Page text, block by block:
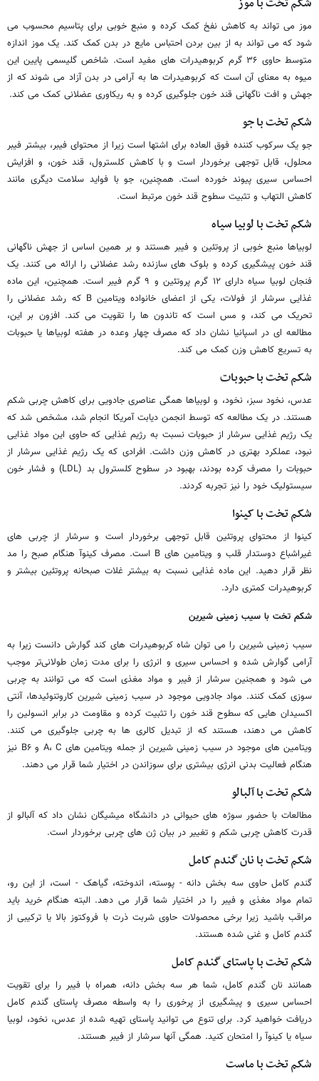
موز می تواند به کاهش نفخ کمک کرده و منبع خوبی برای پتاسیم محسوب می
شود که می تواند به از بین بردن احتباس مایع در بدن کمک کند. یک موز اندازه
متوسط حاوی ۳۶ گرم کربوهیدرات های مفید است. شاخص گلیسمی پایین این
میوه به معنای آن است که کربوهیدرات ها به آرامی در بدن آزاد می شوند که از
جهش و افت ناگهانی قند خون جلوگیری کرده و به ریکاوری عضلانی کمک می کند.
شکم تخت با جو
جو یک سرکوب کننده فوق العاده برای اشتها است زیرا از محتوای فیبر، بیشتر فیبر
محلول، قابل توجهی برخوردار است و با کاهش کلسترول، قند خون، و افزایش
احساس سیری پیوند خورده است. همچنین، جو با فواید سلامت دیگری مانند
کاهش التهاب و تثبیت سطوح قند خون مرتبط است.
شکم تخت با لوبیا سیاه
لوبیاها منبع خوبی از پروتئین و فیبر هستند و بر همین اساس از جهش ناگهانی
قند خون پیشگیری کرده و بلوک های سازنده رشد عضلانی را ارائه می کنند. یک
فنجان لوبیا سیاه دارای ۱۲ گرم پروتئین و ۹ گرم فیبر است. همچنین، این ماده
غذایی سرشار از فولات، یکی از اعضای خانواده ویتامین B که رشد عضلانی را
تحریک می کند، و مس است که تاندون ها را تقویت می کند. افزون بر این،
مطالعه ای در اسپانیا نشان داد که مصرف چهار وعده در هفته لوبیاها یا حبوبات
به تسریع کاهش وزن کمک می کند.
شکم تخت با حبوبات
عدس، نخود سبز، نخود، و لوبیاها همگی عناصری جادویی برای کاهش چربی شکم
هستند. در یک مطالعه که توسط انجمن دیابت آمریکا انجام شد، مشخص شد که
یک رژیم غذایی سرشار از حبوبات نسبت به رژیم غذایی که حاوی این مواد غذایی
نبود، عملکرد بهتری در کاهش وزن داشت. افرادی که یک رژیم غذایی سرشار از
حبوبات را مصرف کرده بودند، بهبود در سطوح کلسترول بد (LDL) و فشار خون
سیستولیک خود را نیز تجربه کردند.
شکم تخت با کینوا
کینوا از محتوای پروتئین قابل توجهی برخوردار است و سرشار از چربی های
غیراشباع دوستدار قلب و ویتامین های B است. مصرف کینوآ هنگام صبح را مد
نظر قرار دهید. این ماده غذایی نسبت به بیشتر غلات صبحانه پروتئین بیشتر و
کربوهیدرات کمتری دارد.
شکم تخت با سیب زمینی شیرین
سیب زمینی شیرین را می توان شاه کربوهیدرات های کند گوارش دانست زیرا به
آرامی گوارش شده و احساس سیری و انرژی را برای مدت زمان طولانی‌تر موجب
می شود و همجنین سرشار از فیبر و مواد مغذی است که می توانند به چربی
سوزی کمک کنند. مواد جادویی موجود در سیب زمینی شیرین کاروتنوئیدها، آنتی
اکسیدان هایی که سطوح قند خون را تثبیت کرده و مقاومت در برابر انسولین را
کاهش می دهند، هستند که از تبدیل کالری ها به چربی جلوگیری می کنند.
ویتامین های موجود در سیب زمینی شیرین از جمله ویتامین های A، C و B۶ نیز
هنگام فعالیت بدنی انرژی بیشتری برای سوزاندن در اختیار شما قرار می دهند.
شکم تخت با آلبالو
مطالعات با حضور سوژه های حیوانی در دانشگاه میشیگان نشان داد که آلبالو از
قدرت کاهش چربی شکم و تغییر در بیان ژن های چربی برخوردار است.
شکم تخت با نان گندم کامل
گندم کامل حاوی سه بخش دانه - پوسته، اندوخته، گیاهک - است، از این رو،
تمام مواد مغذی و فیبر را در اختیار شما قرار می دهد. البته هنگام خرید باید
مراقب باشید زیرا برخی محصولات حاوی شربت ذرت با فروکتوز بالا یا ترکیبی از
گندم کامل و غنی شده هستند.
شکم تخت با پاستای گندم کامل
همانند نان گندم کامل، شما هر سه بخش دانه، همراه با فیبر را برای تقویت
احساس سیری و پیشگیری از پرخوری را به واسطه مصرف پاستای گندم کامل
دریافت خواهید کرد. برای تنوع می توانید پاستای تهیه شده از عدس، نخود، لوبیا
سیاه یا کینوآ را امتحان کنید. همگی آنها سرشار از فیبر هستند.
شکم تخت با ماست